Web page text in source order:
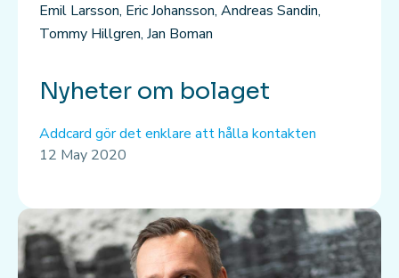
Emil Larsson, Eric Johansson, Andreas Sandin,
Tommy Hillgren, Jan Boman
Nyheter om bolaget
Addcard gör det enklare att hålla kontakten
12 May 2020